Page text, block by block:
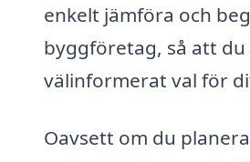
enkelt jämföra och
byggföretag, så att
välinformerat val för
Oavsett om du